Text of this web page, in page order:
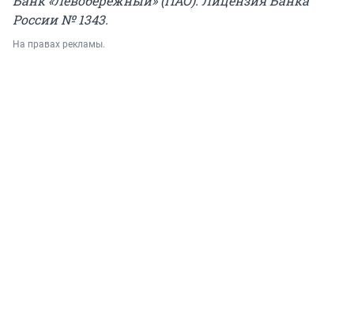
России № 1343.
На правах рекламы.